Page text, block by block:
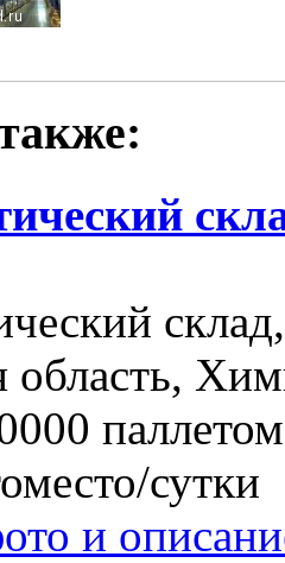
область,
сутки
и